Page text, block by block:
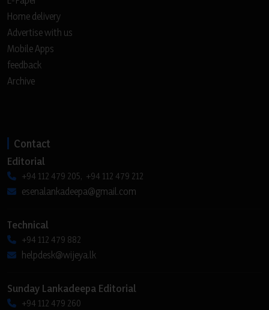
Home delivery
Advertise with us
Mobile Apps
feedback
Archive
Contact
Editorial
+94 112 479 205, +94 112 479 212
esenalankadeepa@gmail.com
Technical
+94 112 479 882
helpdesk@wijeya.lk
Sunday Lankadeepa Editorial
+94 112 479 260